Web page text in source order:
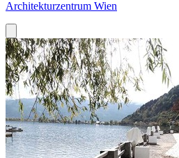
Architekturzentrum Wien